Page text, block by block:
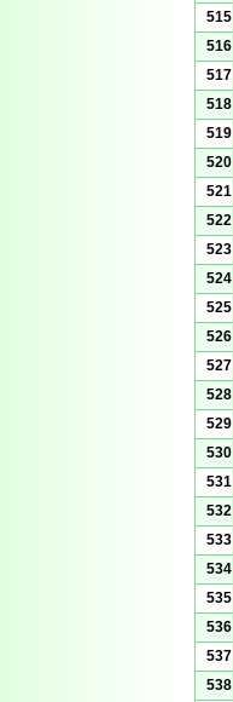
515
516
517
518
519
520
521
522
523
524
525
526
527
528
529
530
531
532
533
534
535
536
537
538